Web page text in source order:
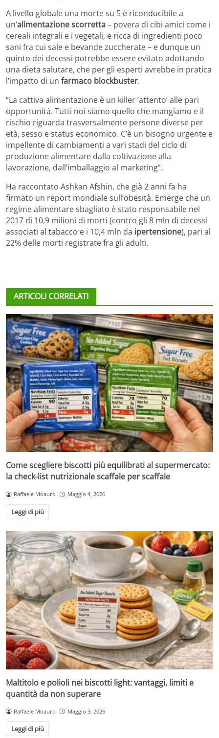
A livello globale una morte su 5 è riconducibile a
un’alimentazione scorretta– povera di cibi amici come i
cereali integrali e i vegetali, e ricca di ingredienti poco
sani fra cui sale e bevande zuccherate – e dunque un
quinto dei decessi potrebbe essere evitato adottando
una dieta salutare, che per gli esperti avrebbe in pratica
l’impatto di un farmaco blockbuster.
“La cattiva alimentazione è un killer ‘attento’ alle pari
opportunità. Tutti noi siamo quello che mangiamo e il
rischio riguarda trasversalmente persone diverse per
età, sesso e status economico. C’è un bisogno urgente e
impellente di cambiamenti a vari stadi del ciclo di
produzione alimentare dalla coltivazione alla
lavorazione, dall’imballaggio al marketing”.
Ha raccontato Ashkan Afshin, che già 2 anni fa ha
firmato un report mondiale sull’obesità. Emerge che un
regime alimentare sbagliato è stato responsabile nel
2017 di 10,9 milioni di morti (contro gli 8 mln di decessi
associati al tabacco e i 10,4 mln da ipertensione), pari al
22% delle morti registrate fra gli adulti.
ARTICOLI CORRELATI
Come scegliere biscotti più equilibrati al supermercato:
la check-list nutrizionale scaffale per scaffale
Raffaele Moauro Maggio 4, 2026
Leggi di più
Maltitolo e polioli nei biscotti light: vantaggi, limiti e
quantità da non superare
Raffaele Moauro Maggio 3, 2026
Leggi di più